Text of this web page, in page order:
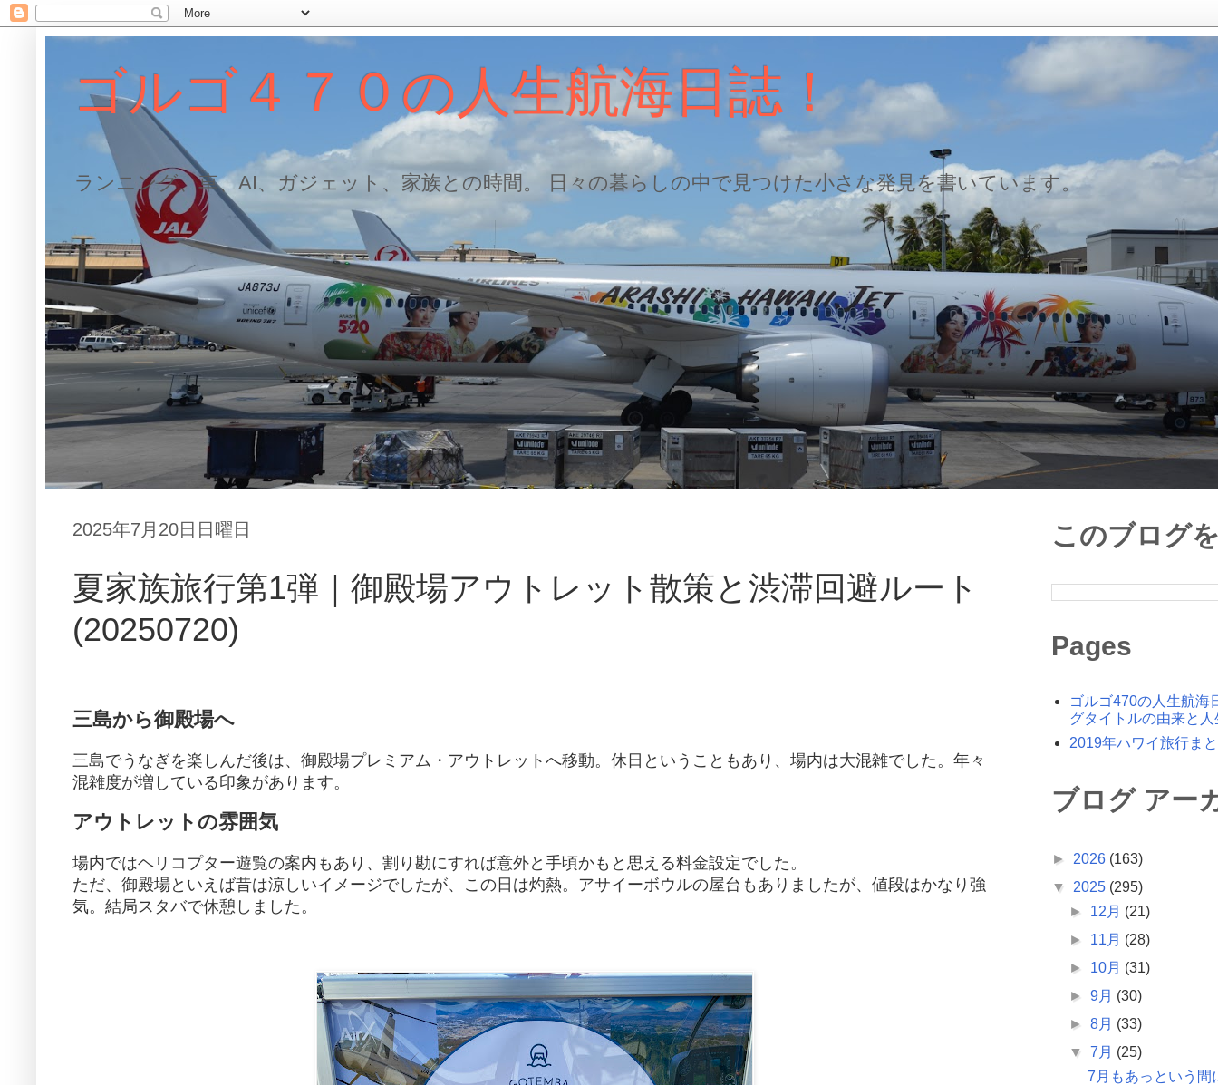
ゴルゴ４７０の人生航海日誌！
ランニング、車、AI、ガジェット、家族との時間。 日々の暮らしの中で見つけた小さな発見を書いています。
2025年7月20日日曜日
夏家族旅行第1弾｜御殿場アウトレット散策と渋滞回避ルート
(20250720)
三島から御殿場へ
三島でうなぎを楽しんだ後は、御殿場プレミアム・アウトレットへ移動。休日ということもあり、場内は大混雑でした。年々
混雑度が増している印象があります。
アウトレットの雰囲気
場内ではヘリコプター遊覧の案内もあり、割り勘にすれば意外と手頃かもと思える料金設定でした。
ただ、御殿場といえば昔は涼しいイメージでしたが、この日は灼熱。アサイーボウルの屋台もありましたが、値段はかなり強
気。結局スタバで休憩しました。
このブログ
Pages
ゴルゴ470の人生航海
グタイトルの由来と
2019年ハワイ旅行ま
ブログ アー
► 2026 (163)
▼ 2025 (295)
► 12月 (21)
► 11月 (28)
► 10月 (31)
►9月 (30)
►8月 (33)
▼7月 (25)
7月もあっという間